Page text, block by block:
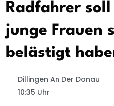
Radfahrer
junge Frauen
belästigt
Dillingen An Der Donau
10:35 Uhr